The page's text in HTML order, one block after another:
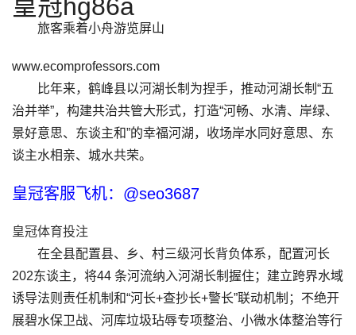
皇冠hg86a
旅客乘着小舟游览屏山
www.ecomprofessors.com
比年来，鹤峰县以河湖长制为捏手，推动河湖长制“五
治并举”，构建共治共管大形式，打造“河畅、水清、岸绿、
景好意思、东谈主和”的幸福河湖，收场岸水同好意思、东
谈主水相亲、城水共荣。
皇冠客服飞机：@seo3687
皇冠体育投注
在全县配置县、乡、村三级河长背负体系，配置河长
202东谈主，将44 条河流纳入河湖长制握住；建立跨界水域
诱导法则责任机制和“河长+查抄长+警长”联动机制；不绝开
展碧水保卫战、河库垃圾玷辱专项整治、小微水体整治等行